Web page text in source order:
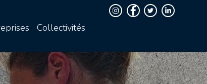
Collectivités